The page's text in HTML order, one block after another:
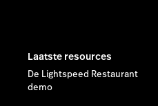
Laatste resources
De Lightspeed Restaurant
demo